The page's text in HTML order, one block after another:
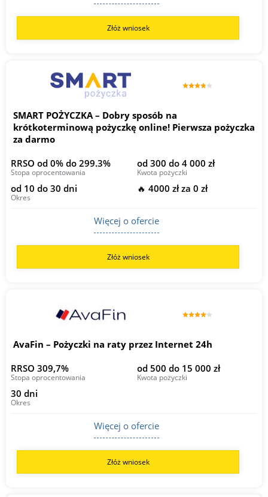
Złóż wniosek
SMART POŻYCZKA – Dobry sposób na
krótkoterminową pożyczkę online! Pierwsza pożyczka
za darmo
RRSO od 0% do 299.3%
Stopa oprocentowania
od 300 do 4 000 zł
Kwota pożyczki
od 10 do 30 dni
Okres
🔥 4000 zł za 0 zł
Więcej o ofercie
Złóż wniosek
AvaFin – Pożyczki na raty przez Internet 24h
RRSO 309,7%
Stopa oprocentowania
od 500 do 15 000 zł
Kwota pożyczki
30 dni
Okres
Więcej o ofercie
Złóż wniosek